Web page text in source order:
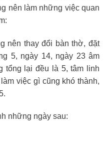
nên làm những việc quan
nên thay đổi bàn thờ, đặt
5, ngày 14, ngày 23 âm
tổng lại đều là 5, tâm linh
việc gì cũng khó thành,
những ngày sau: